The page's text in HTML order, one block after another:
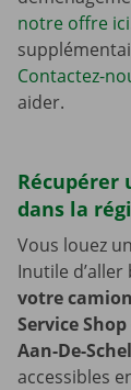
notre offre ici
Contactez-
aider.
Récupérer
dans la
Vous louez
Inutile
votre
Service
Aan-De-
accessibles